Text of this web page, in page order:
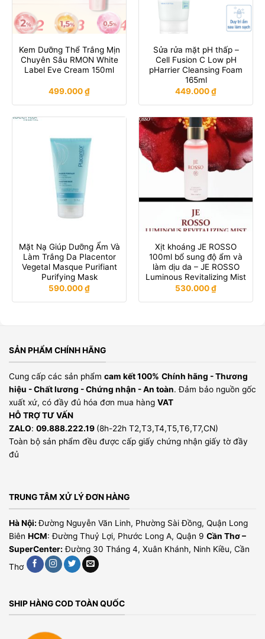
Kem Dưỡng Thể Trắng Mịn
Chuyên Sâu RMON White
Label Eve Cream 150ml
499.000₫
Sửa rửa mặt pH thấp –
Cell Fusion C Low pH
pHarrier Cleansing Foam
165ml
449.000₫
Mặt Nạ Giúp Dưỡng Ẩm Và
Làm Trắng Da Placentor
Vegetal Masque Purifiant
Purifying Mask
590.000₫
Xịt khoáng JE ROSSO
100ml bổ sung độ ẩm và
làm dịu da – JE ROSSO
Luminous Revitalizing Mist
530.000₫
SẢN PHẨM CHÍNH HÃNG
Cung cấp các sản phẩm cam kết 100% Chính hãng - Thương
hiệu - Chất lương - Chứng nhận - An toàn. Đảm bảo nguồn gốc
xuất xứ, có đầy đủ hóa đơn mua hàng VAT
HỖ TRỢ TƯ VẤN
ZALO: 09.888.222.19 (8h-22h T2,T3,T4,T5,T6,T7,CN)
Toàn bộ sản phẩm đều được cấp giấy chứng nhận giấy tờ đầy
đủ
TRUNG TÂM XỬ LÝ ĐƠN HÀNG
Hà Nội:Đường Nguyễn Văn Linh, Phường Sài Đồng, Quận Long
Biên HCM: Đường Thuỷ Lợi, Phước Long A, Quận 9 Cần Thơ –
SuperCenter: Đường 30 Tháng 4, Xuân Khánh, Ninh Kiều, Cần
Thơ
SHIP HÀNG COD TOÀN QUỐC